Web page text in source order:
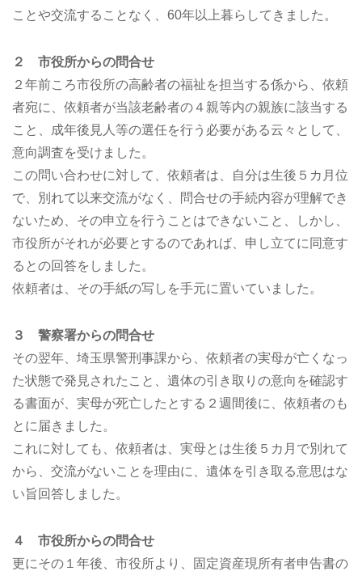
ことや交流することなく、60年以上暮らしてきました。
２ 市役所からの問合せ
２年前ころ市役所の高齢者の福祉を担当する係から、依頼
者宛に、依頼者が当該老齢者の４親等内の親族に該当する
こと、成年後見人等の選任を行う必要がある云々として、
意向調査を受けました。
この問い合わせに対して、依頼者は、自分は生後５カ月位
で、別れて以来交流がなく、問合せの手続内容が理解でき
ないため、その申立を行うことはできないこと、しかし、
市役所がそれが必要とするのであれば、申し立てに同意す
るとの回答をしました。
依頼者は、その手紙の写しを手元に置いていました。
３ 警察署からの問合せ
その翌年、埼玉県警刑事課から、依頼者の実母が亡くなっ
た状態で発見されたこと、遺体の引き取りの意向を確認す
る書面が、実母が死亡したとする２週間後に、依頼者のも
とに届きました。
これに対しても、依頼者は、実母とは生後５カ月で別れて
から、交流がないことを理由に、遺体を引き取る意思はな
い旨回答しました。
４ 市役所からの問合せ
更にその１年後、市役所より、固定資産現所有者申告書の